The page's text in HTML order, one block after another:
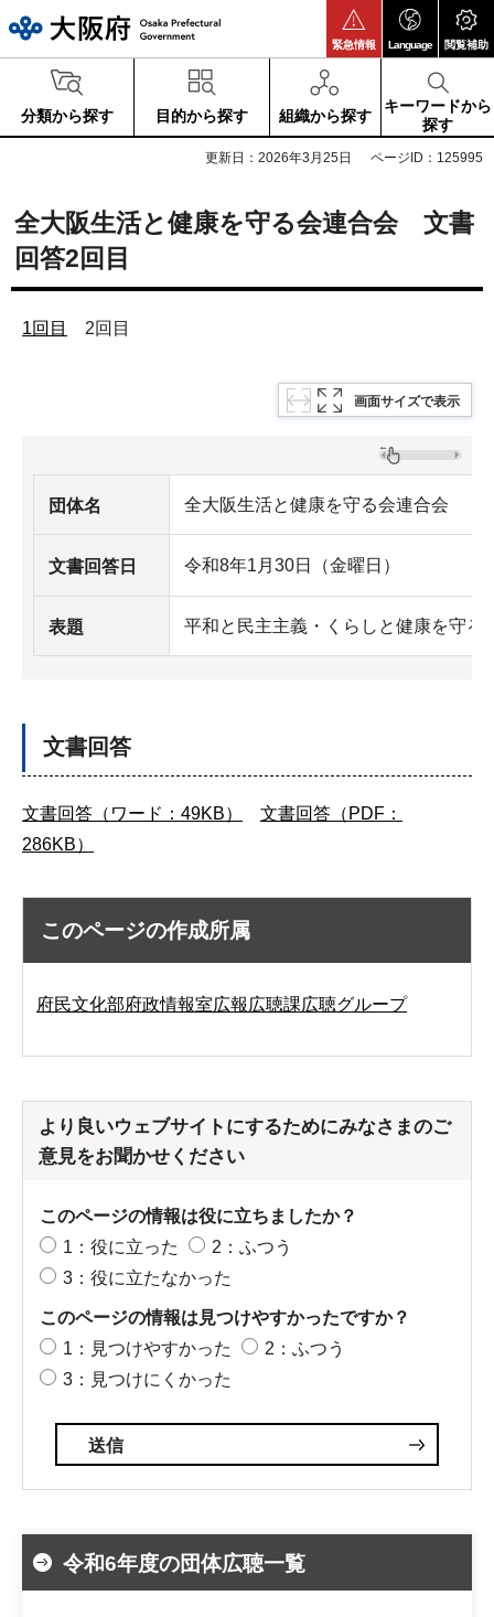
緊急情報 Language 閲覧補助
分類から探す 目的から探す 組織から探す
キーワードから
探す
更新日：2026年3月25日 ページID：125995
全大阪生活と健康を守る会連合会 文書
回答2回目
1回目 2回目
画面サイズで表示
団体名 全大阪生活と健康を守る会連合会
文書回答日 令和8年1月30日（金曜日）
表題 平和と民主主義・くらしと健康を守る
文書回答
文書回答（ワード：49KB）
文書回答（PDF：
286KB）
このページの作成所属
府民文化部府政情報室広報広聴課広聴グループ
より良いウェブサイトにするためにみなさまのご
意見をお聞かせください
このページの情報は役に立ちましたか？
1：役に立った
2：ふつう
3：役に立たなかった
このページの情報は見つけやすかったですか？
1：見つけやすかった
2：ふつう
3：見つけにくかった
令和6年度の団体広聴一覧